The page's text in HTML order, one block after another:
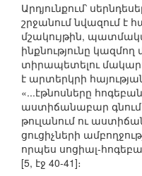
Արդյունքում՝
շրջանում նվազում է
մշակույթին,
ինքնությունը կազմող
տիրապետելու
է արտերկրի
«...էթնոսները
աստիճանաբար գնում
թուլանում ու
ցուցիչների
որպես սոցիալ-
[5, էջ 40-41]։